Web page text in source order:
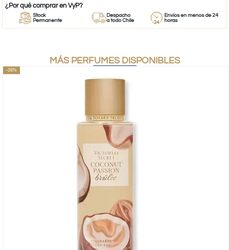
¿Por qué comprar en VyP?
Stock
Permanente
Despacho
a todo Chile
Envíos en menos de 24
horas
MÁS PERFUMES DISPONIBLES
-38%